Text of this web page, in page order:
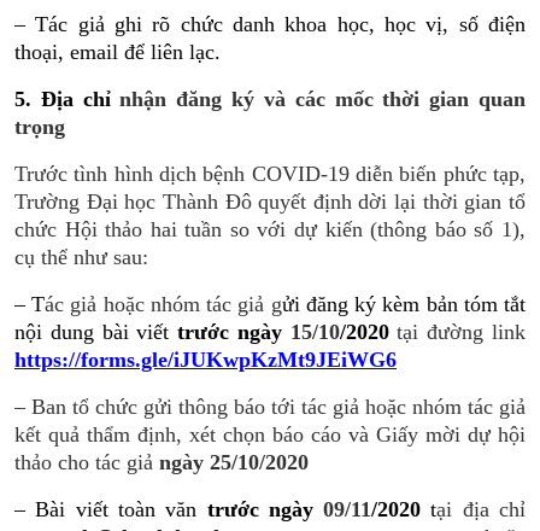
– Tác giả ghi rõ chức danh khoa học, học vị, số điện
thoại, email để liên lạc.
5. Địa chỉnhận đăng ký và các mốc thời gian quan
trọng
Trước tình hình dịch bệnh COVID-19 diễn biến phức tạp,
Trường Đại học Thành Đô quyết định dời lại thời gian tổ
chức Hội thảo hai tuần so với dự kiến (thông báo số 1),
cụ thể như sau:
– Tác giả hoặc nhóm tác giả gửi đăng ký kèm bản tóm tắt
nội dung bài viếttrước ngày 15/10/2020 tại đường link
https://forms.gle/iJUKwpKzMt9JEiWG6
– Ban tổ chức gửi thông báo tới tác giả hoặc nhóm tác giả
kết quả thẩm định, xét chọn báo cáo và Giấy mời dự hội
thảo cho tác giả ngày 25/10/2020
– Bài viết toàn văn trước ngày09/11/2020tại địa chỉ